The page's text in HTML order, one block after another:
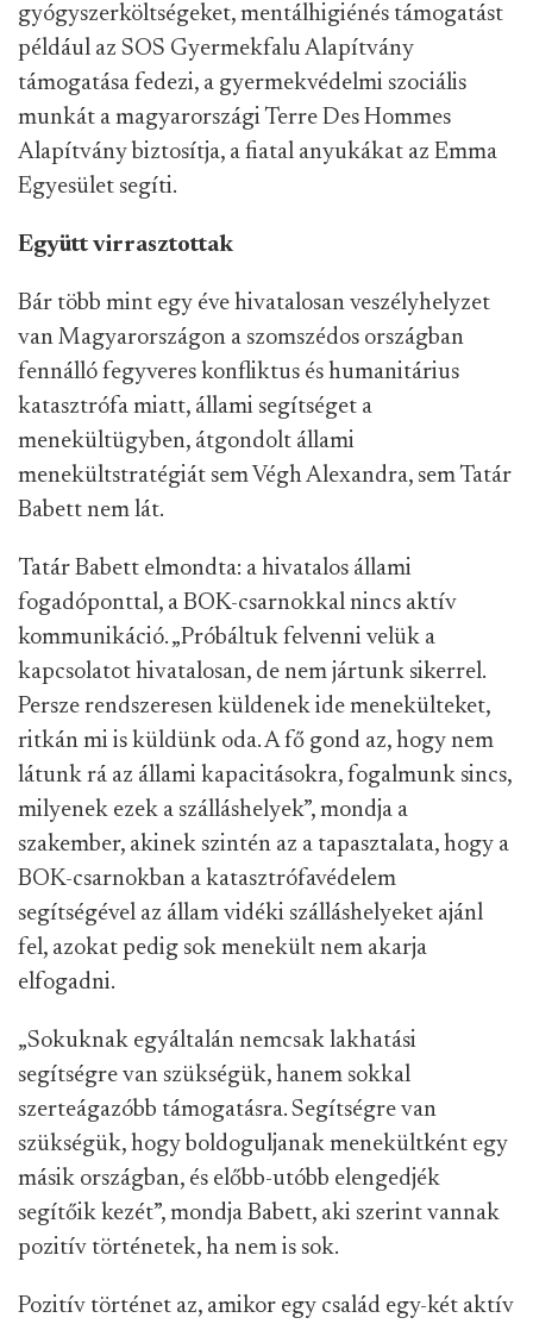
gyógyszerköltségeket, mentálhigiénés támogatást
például az SOS Gyermekfalu Alapítvány
támogatása fedezi, a gyermekvédelmi szociális
munkát a magyarországi Terre Des Hommes
Alapítvány biztosítja, a fiatal anyukákat az Emma
Egyesület segíti.
Együtt virrasztottak
Bár több mint egy éve hivatalosan veszélyhelyzet
van Magyarországon a szomszédos országban
fennálló fegyveres konfliktus és humanitárius
katasztrófa miatt, állami segítséget a
menekültügyben, átgondolt állami
menekültstratégiát sem Végh Alexandra, sem Tatár
Babett nem lát.
Tatár Babett elmondta: a hivatalos állami
fogadóponttal, a BOK-csarnokkal nincs aktív
kommunikáció. „Próbáltuk felvenni velük a
kapcsolatot hivatalosan, de nem jártunk sikerrel.
Persze rendszeresen küldenek ide menekülteket,
ritkán mi is küldünk oda. A fő gond az, hogy nem
látunk rá az állami kapacitásokra, fogalmunk sincs,
milyenek ezek a szálláshelyek”, mondja a
szakember, akinek szintén az a tapasztalata, hogy a
BOK-csarnokban a katasztrófavédelem
segítségével az állam vidéki szálláshelyeket ajánl
fel, azokat pedig sok menekült nem akarja
elfogadni.
„Sokuknak egyáltalán nemcsak lakhatási
segítségre van szükségük, hanem sokkal
szerteágazóbb támogatásra. Segítségre van
szükségük, hogy boldoguljanak menekültként egy
másik országban, és előbb-utóbb elengedjék
segítőik kezét”, mondja Babett, aki szerint vannak
pozitív történetek, ha nem is sok.
Pozitív történet az, amikor egy család egy-két aktív